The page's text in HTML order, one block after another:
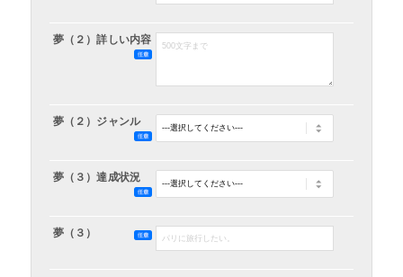
夢（２）詳しい内容
夢（２）ジャンル
夢（３）達成状況
夢（３）